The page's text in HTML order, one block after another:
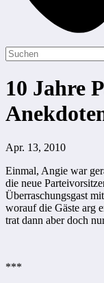
10 Jahre
Apr. 13, 2010
Einmal, Angie war
die neue
Überraschungsgast
worauf die Gäste arg
trat dann aber doch
***